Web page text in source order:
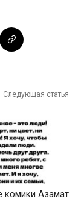
Следующая статья
комики Азамат